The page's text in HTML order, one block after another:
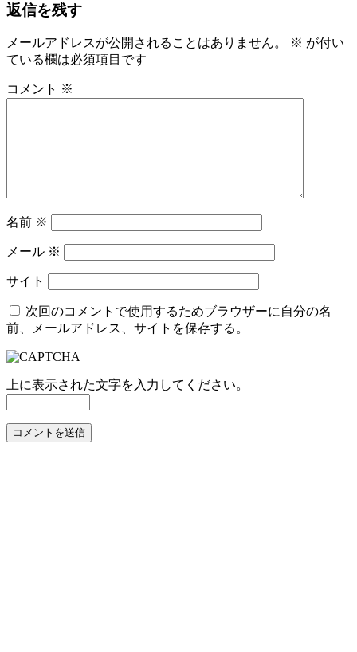
返信を残す
メールアドレスが公開されることはありません。 ※ が付い
ている欄は必須項目です
コメント ※
名前 ※
メール ※
サイト
次回のコメントで使用するためブラウザーに自分の名
前、メールアドレス、サイトを保存する。
上に表示された文字を入力してください。